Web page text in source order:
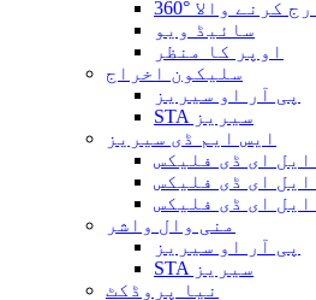
خارج کرنے والا
سائیڈ ویو
اوپر کا منظر
سلیکون اخراج
پی آر او سیریز
STA سیریز
ایس ایم ڈی سیریز
ایل ای ڈی فلیکس
ایل ای ڈی فلیکس
ایل ای ڈی فلیکس
منی وال واشر
پی آر او سیریز
STA سیریز
نیا پروڈکٹ